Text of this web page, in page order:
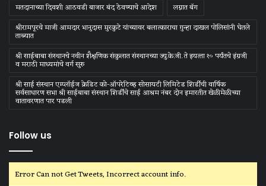
मतदानाच्या दिवशी आठवडी बाजार बंद ठेवण्याचे आदेश
लग्नात बॅग
श्रीरामपूरचे माजी आमदार भानुदास मुरकुटे यांच्यावर बलात्काराचा गुन्हा दाखल पोलिसांनी घेतले
ताब्यात
श्री साईबाबा संस्‍थानचे नवीन शैक्षणिक संकुलात संस्‍थानच्‍या ज्‍यु.के.जी. ते इयत्‍ता १० पर्यंतचे इंग्रजी
व मराठी माध्‍यमांचे वर्ग सुरु
श्री साई संस्थान एम्प्लॉईज क्रेडिट को-ऑपरेटिव्ह सोसायटी लिमिटेड शिर्डीची वार्षिक
सर्वसाधारण सभा श्री साईबाबा संस्थान शिर्डीचे साई आश्रम नंबर दोन इमारतीत खेळीमेळीच्या
वातावरणात पार पडली
Follow us
Error Can not Get Tweets, Incorrect account info.